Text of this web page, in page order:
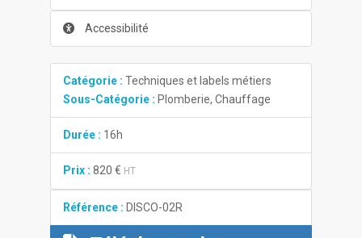
Accessibilité
Catégorie : Techniques et labels métiers
Sous-Catégorie : Plomberie, Chauffage
Durée : 16h
Prix : 820 € HT
Référence : DISCO-02R